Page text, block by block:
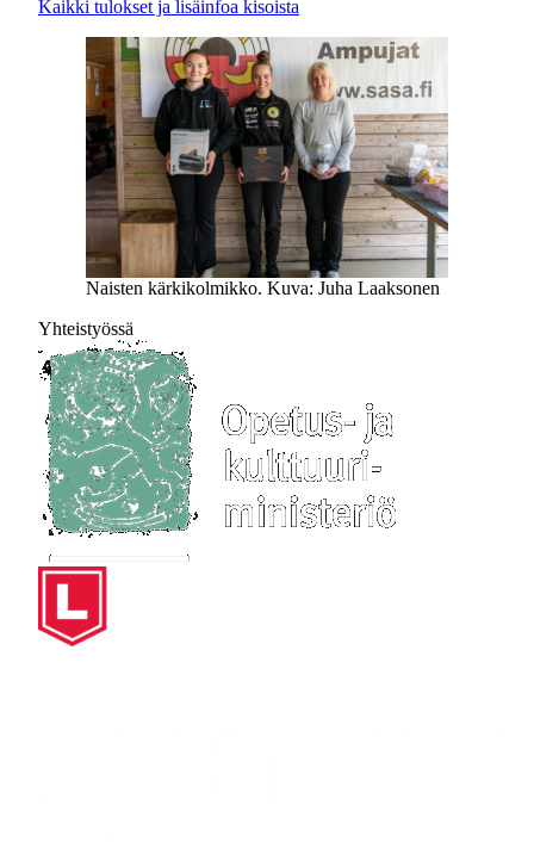
Kaikki tulokset ja lisäinfoa kisoista
Naisten kärkikolmikko. Kuva: Juha Laaksonen
Yhteistyössä